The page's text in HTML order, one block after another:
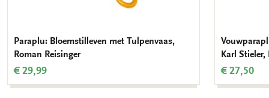
Paraplu: Bloemstilleven met Tulpenvaas,
Roman Reisinger
€ 29,99
Karl
€ 27,50